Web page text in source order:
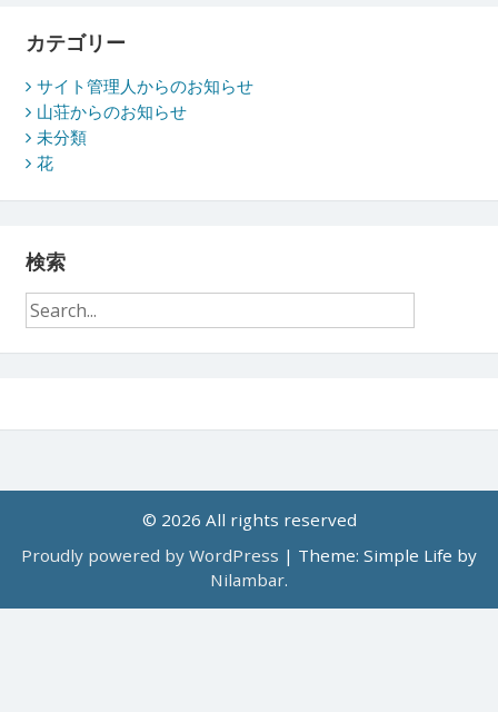
ブ
カテゴリー
サイト管理人からのお知らせ
山荘からのお知らせ
未分類
花
検索
© 2026 All rights reserved
Proudly powered by WordPress | Theme: Simple Life by
Nilambar.